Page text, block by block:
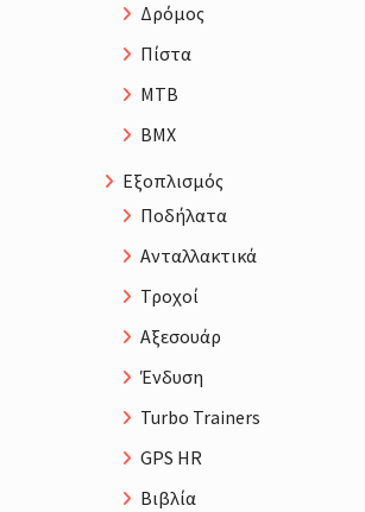
Δρόμος
Πίστα
MTB
BMX
Εξοπλισμός
Ποδήλατα
Ανταλλακτικά
Τροχοί
Αξεσουάρ
Ένδυση
Turbo Trainers
GPS HR
Βιβλία